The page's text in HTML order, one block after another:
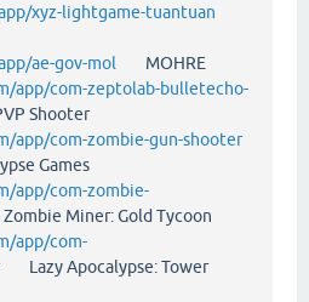
xyz-lightgame-tuantuan
ae-gov-mol MOHRE
app/com-zeptolab-bulletecho-
Shooter
app/com-zombie-gun-shooter
Games
app/com-zombie-
Miner: Gold Tycoon
app/com-
Lazy Apocalypse: Tower